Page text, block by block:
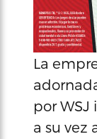
La
por
a su vez